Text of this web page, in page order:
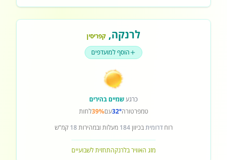
לרנקה, קפריסין
הוסף למועדפים
כרגעשמיים בהירים
טמפרטורה32°עם39%לחות
רוחדרומיתבכיוון184 מעלות ובמהירות18 קמ"ש
מזג האוויר בלרנקהתחזית לשבועיים